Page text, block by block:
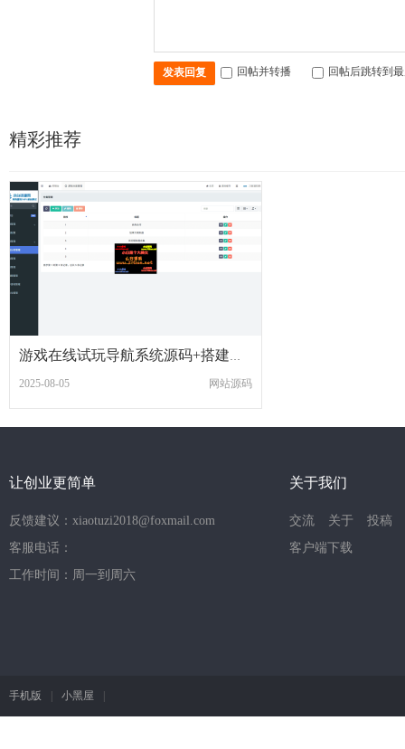
发表回复 回帖并转播 回帖后跳转到
精彩推荐
2025-08-05 网站源码
让创业更简单
反馈建议：xiaotuzi2018@foxmail.com
客服电话：
工作时间：周一到周六
关于我们
交流 关于
投稿
客户端下载
手机版 | 小黑屋 |